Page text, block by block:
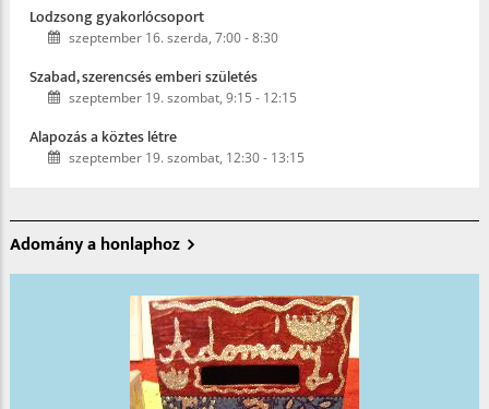
Lodzsong gyakorlócsoport
szeptember 16. szerda, 7:00-8:30
Szabad, szerencsés emberi születés
szeptember 19. szombat, 9:15 - 12:15
Alapozás a köztes létre
szeptember 19. szombat, 12:30- 13:15
Adomány a honlaphoz